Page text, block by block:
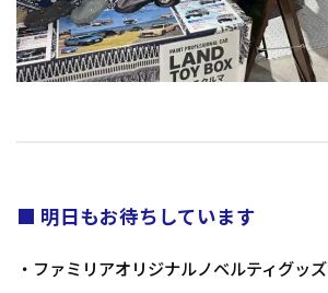
■ 明日もお待ちしています
・ファミリアオリジナルノベルティグッズ